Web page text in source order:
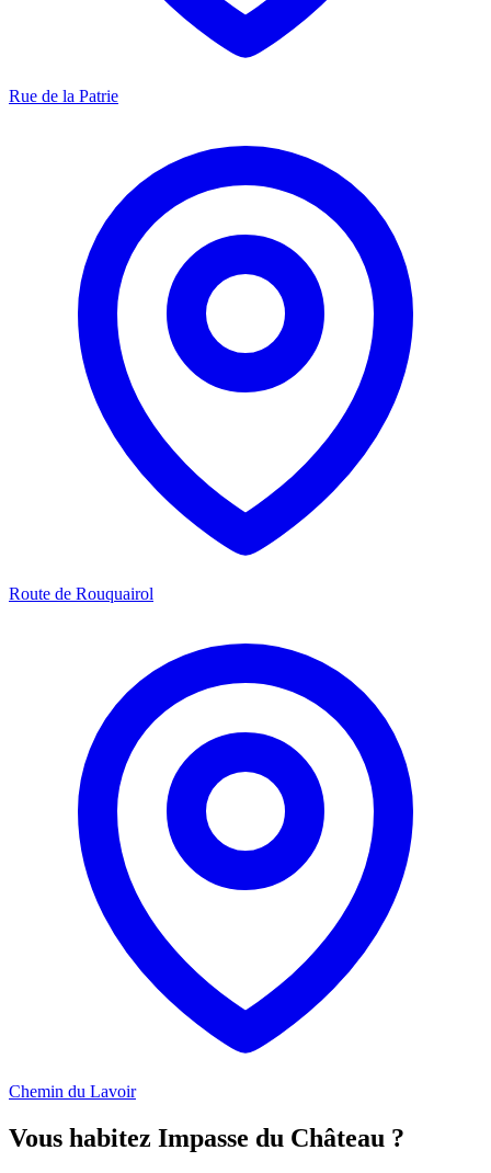
Rue de la Patrie
Route de Rouquairol
Chemin du Lavoir
Vous habitez Impasse du Château ?